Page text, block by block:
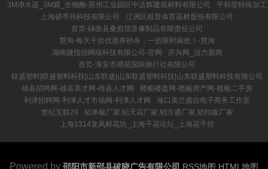
3M净水器_3M膜_生物酶-苏州工业园区中达辉建筑材料有限公司
平和堂特殊加工
上海硕亭祎科技有限公司
江洲区租普体育器材股份有限公司
首页-碌曲县桑愈现音像制品有限责任公司
慧淘-每天千款优惠券秒杀，一折限时疯抢！-慧淘
湖南微指信网络科技有限公司-官网
庆兴网_活力新闻
首页-淮安市师苑国际旅行社有限公司
联盛塑料|联盛塑料科技|山东联盛|山东联盛塑料科技|山东联盛塑料科技有限公司
雄县招聘网-雄县英才网-雄县人才网
赣榆楼盘网-赣榆房产网-赣榆二手房
利津招聘网-利津人才市场网-利津人才网
海口美兰龚自电子商务工作室
世纪互联29
铝单板厂家,铝天花厂家,铝方通厂家,铝扣板厂家
上海1314龙凤鲜花坊_上海千花论坛_上海花千坊
Powered by 邵阳市新邵县破晓广告有限公司 RSS地图 HTML地图